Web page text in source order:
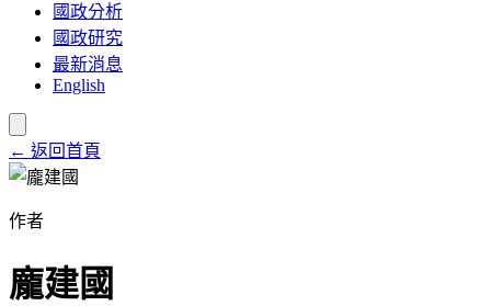
國政分析
國政研究
最新消息
English
← 返回首頁
作者
龐建國